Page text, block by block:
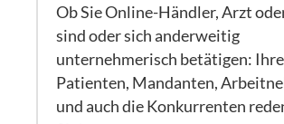
Ob Sie Online-Händler, Arzt
sind oder sich anderweitig
unternehmerisch betätigen:
Patienten, Mandanten,
und auch die Konkurrenten